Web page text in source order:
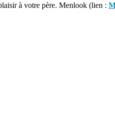
à votre père. Menlook (lien :